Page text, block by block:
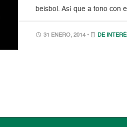
beisbol. Así que a tono con
31 ENERO, 2014 • DE